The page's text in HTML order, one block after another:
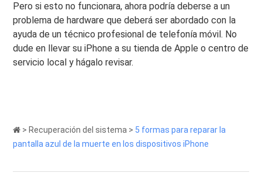
Pero si esto no funcionara, ahora podría deberse a un
problema de hardware que deberá ser abordado con la
ayuda de un técnico profesional de telefonía móvil. No
dude en llevar su iPhone a su tienda de Apple o centro de
servicio local y hágalo revisar.
> Recuperación del sistema > 5 formas para reparar la
pantalla azul de la muerte en los dispositivos iPhone